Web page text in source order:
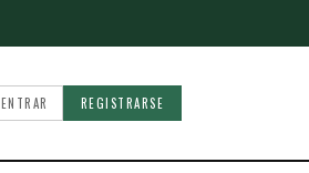
ENTRAR REGISTRARSE